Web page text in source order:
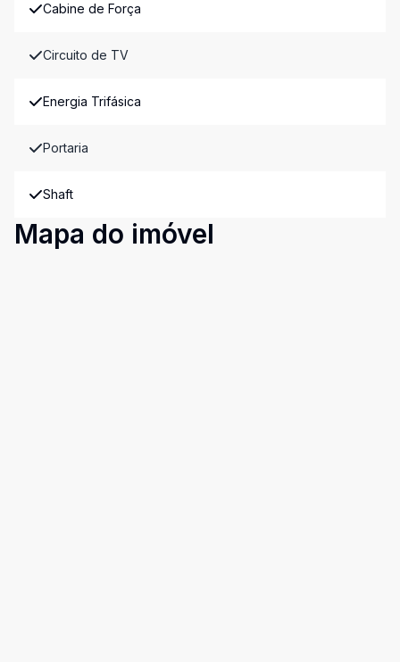
Cabine de Força
Circuito de TV
Energia Trifásica
Portaria
Shaft
Mapa do imóvel